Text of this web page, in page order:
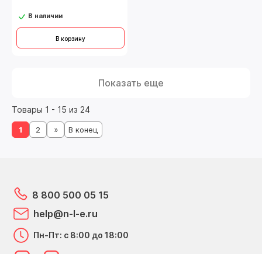
В наличии
В корзину
Показать еще
Товары 1 - 15 из 24
1 2 » В конец
8 800 500 05 15
help@n-l-e.ru
Пн-Пт: с 8:00 до 18:00